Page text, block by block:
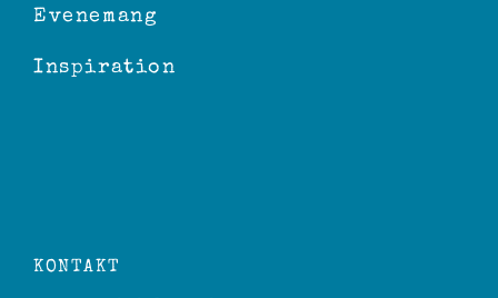
Evenemang
Inspiration
KONTAKT